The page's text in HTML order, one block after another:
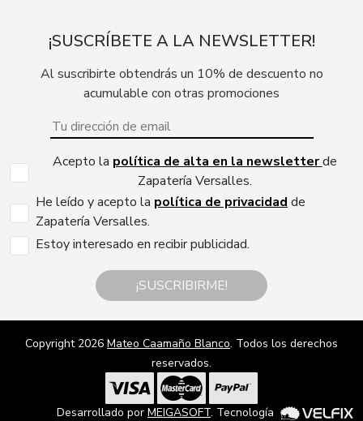
¡SUSCRÍBETE A LA NEWSLETTER!
Al suscribirte obtendrás un 10% de descuento no
acumulable con otras promociones
Acepto la política de alta en la newsletterde
Zapatería Versalles.
He leído y acepto la política de privacidad de
Zapatería Versalles.
Estoy interesado en recibir publicidad.
¡SUSCRIBIRME!
Copyright 2026 Mateo Caamaño Blanco. Todos los derechos
reservados.
Desarrollado por MEIGASOFT. Tecnología